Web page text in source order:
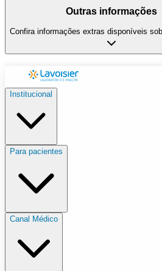
Outras informações
Confira informações extras disponíveis
Institucional
Para pacientes
Canal Médico